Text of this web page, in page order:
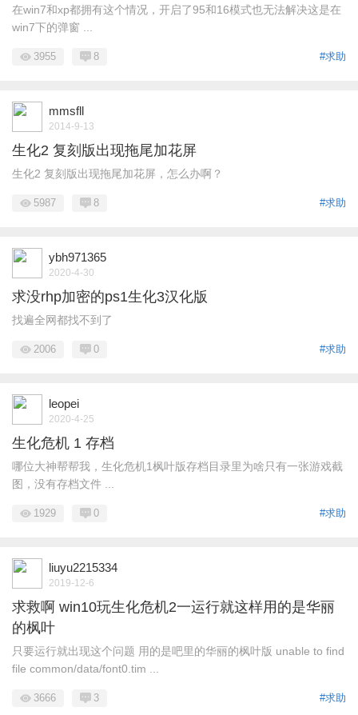
在win7和xp都拥有这个情况，开启了95和16模式也无法解决这是在
win7下的弹窗 ...
#求助
3955 8
mmsfll
2014-9-13
生化2 复刻版出现拖尾加花屏
生化2 复刻版出现拖尾加花屏，怎么办啊？
#求助
5987 8
ybh971365
2020-4-30
求没rhp加密的ps1生化3汉化版
找遍全网都找不到了
#求助
2006 0
leopei
2020-4-25
生化危机 1 存档
哪位大神帮帮我，生化危机1枫叶版存档目录里为啥只有一张游戏截
图，没有存档文件 ...
#求助
1929 0
liuyu2215334
2019-12-6
求救啊 win10玩生化危机2一运行就这样用的是华丽
的枫叶
只要运行就出现这个问题 用的是吧里的华丽的枫叶版 unable to find
file common/data/font0.tim ...
#求助
3666 3